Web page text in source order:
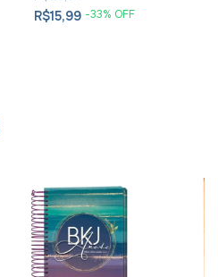
R$15,99 -33% OFF